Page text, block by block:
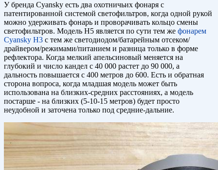
У бренда Cyansky есть два охотничьих фонаря с
патентированной системой светофильтров, когда одной рукой
можно удерживать фонарь и проворачивать кольцо смены
светофильтров. Модель Н5 является по сути тем же фонарем
Cyansky H3 с тем же светодиодом/батарейным отсеком/
драйвером/режимами/питанием и разница только в форме
рефлектора. Когда мелкий апельсиновый меняется на
глубокий и число кандел с 40 000 растет до 90 000, а
дальность повышается с 400 метров до 600. Есть и обратная
сторона вопроса, когда младшая модель может быть
использована на близких-средних расстояниях, а модель
постарше - на близких (5-10-15 метров) будет просто
неудобной и заточена только под средние-дальние.